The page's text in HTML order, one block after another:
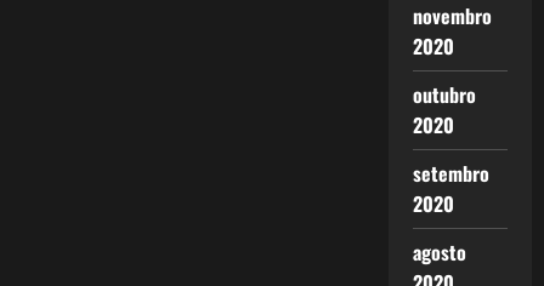
novembro
2020
outubro
2020
setembro
2020
agosto